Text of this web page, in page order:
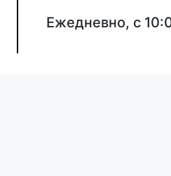
Ежедневно, с